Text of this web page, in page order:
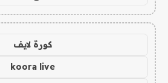
كورة لايف
koora live